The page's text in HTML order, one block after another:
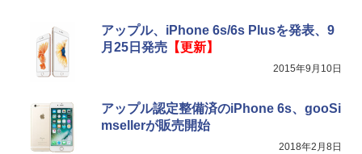
アップル、iPhone 6s/6s Plusを発表、9
月25日発売【更新】
2015年9月10日
アップル認定整備済のiPhone 6s、gooSi
msellerが販売開始
2018年2月8日